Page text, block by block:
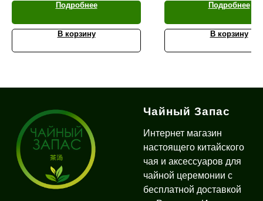
Подробнее
В корзину
Подробнее
В корзину
Чайный Запас
Интернет магазин
настоящего китайского
чая и аксессуаров для
чайной церемонии с
бесплатной доставкой